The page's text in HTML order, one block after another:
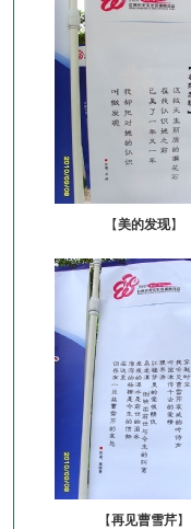
【美的发现】
【再见曹雪芹】